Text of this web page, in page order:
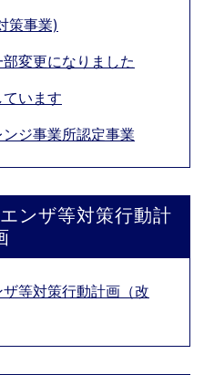
策事業)
変更になりました
います
ジ事業所認定事業
ンザ等対策行動計
等対策行動計画（改